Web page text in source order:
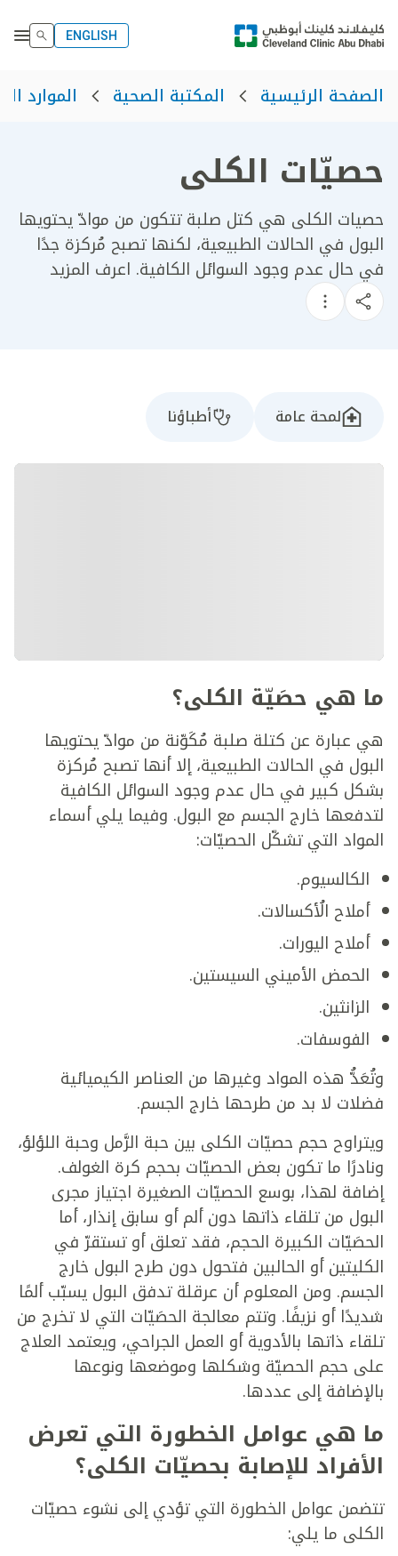
ENGLISH
الصفحة الرئيسية المكتبة الصحية الموارد
حصيّات الكلى
حصيات الكلى هي كتل صلبة تتكون من موادّ يحتويها
البول في الحالات الطبيعية، لكنها تصبح مُركزة جدًا
في حال عدم وجود السوائل الكافية. اعرف المزيد
لمحة عامة أطباؤنا
ما هي حصَيّة الكلى؟
هي عبارة عن كتلة صلبة مُكَوّنة من موادّ يحتويها
البول في الحالات الطبيعية، إلا أنها تصبح مُركزة
بشكل كبير في حال عدم وجود السوائل الكافية
لتدفعها خارج الجسم مع البول. وفيما يلي أسماء
المواد التي تشكّل الحصيّات:
الكالسيوم.
أملاح الُأكسالات.
أملاح اليورات.
الحمض الأميني السيستين.
الزانثين.
الفوسفات.
وتُعَدُّ هذه المواد وغيرها من العناصر الكيميائية
فضلات لا بد من طرحها خارج الجسم.
ويتراوح حجم حصيّات الكلى بين حبة الرَّمل وحبة اللؤلؤ،
ونادرًا ما تكون بعض الحصيّات بحجم كرة الغولف.
إضافة لهذا، بوسع الحصيّات الصغيرة اجتياز مجرى
البول من تلقاء ذاتها دون ألم أو سابق إنذار، أما
الحصَيّات الكبيرة الحجم، فقد تعلق أو تستقرّ في
الكليتين أو الحالبين فتحول دون طرح البول خارج
الجسم. ومن المعلوم أن عرقلة تدفق البول يسبّب ألمًا
شديدًا أو نزيفًا. وتتم معالجة الحصَيّات التي لا تخرج من
تلقاء ذاتها بالأدوية أو العمل الجراحي، ويعتمد العلاج
على حجم الحصيّة وشكلها وموضعها ونوعها
بالإضافة إلى عددها.
ما هي عوامل الخطورة التي تعرض
الأفراد للإصابة بحصيّات الكلى؟
تتضمن عوامل الخطورة التي تؤدي إلى نشوء حصيّات
الكلى ما يلي: